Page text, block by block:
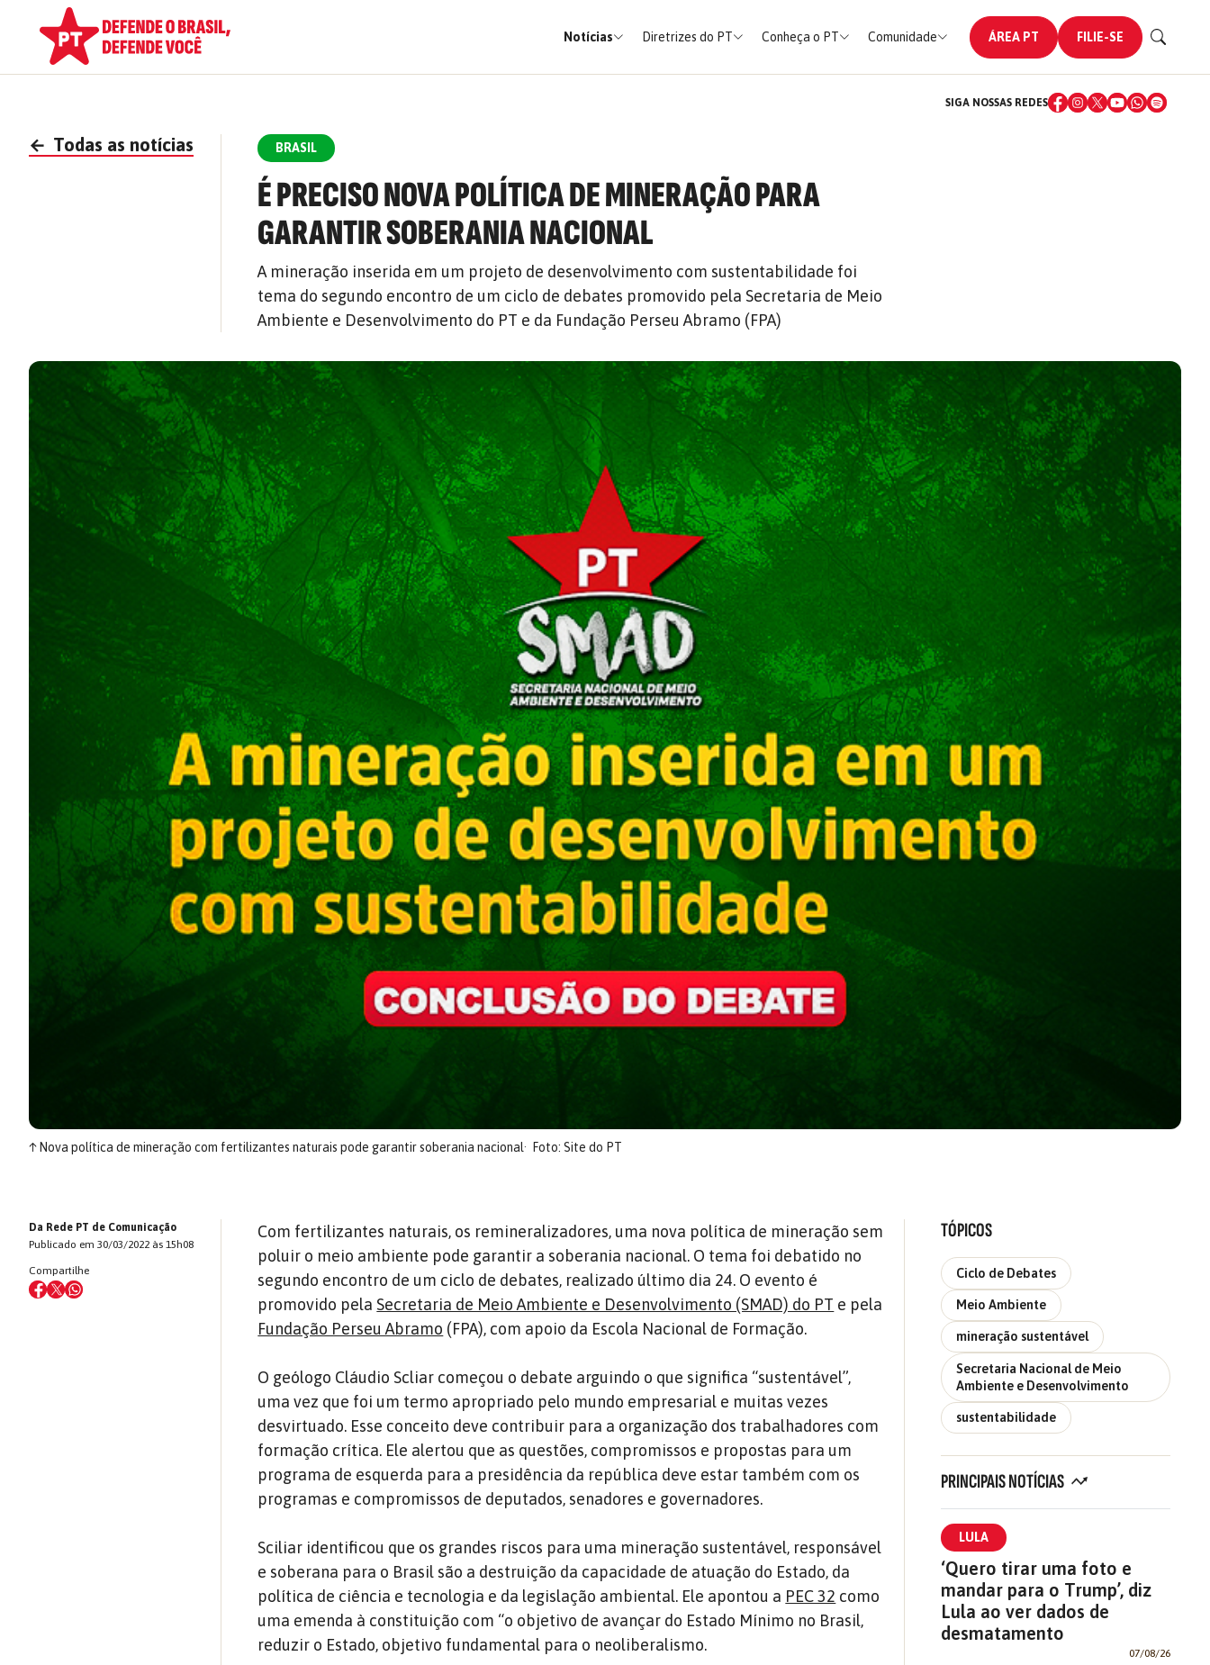
Notícias Diretrizes do PT Conheça o PT Comunidade ÁREA PT FILIE-SE
SIGA NOSSAS REDES
← Todas as notícias BRASIL
É PRECISO NOVA POLÍTICA DE MINERAÇÃO PARA
GARANTIR SOBERANIA NACIONAL
A mineração inserida em um projeto de desenvolvimento com sustentabilidade foi
tema do segundo encontro de um ciclo de debates promovido pela Secretaria de Meio
Ambiente e Desenvolvimento do PT e da Fundação Perseu Abramo (FPA)
↑Nova política de mineração com fertilizantes naturais pode garantir soberania nacional Foto: Site do PT
Da Rede PT de Comunicação
Publicado em 30/03/2022 às 15h08
Compartilhe
Com fertilizantes naturais, os remineralizadores, uma nova política de mineração sem
poluir o meio ambiente pode garantir a soberania nacional. O tema foi debatido no
segundo encontro de um ciclo de debates, realizado último dia 24. O evento é
promovido pela Secretaria de Meio Ambiente e Desenvolvimento (SMAD) do PT e pela
Fundação Perseu Abramo (FPA), com apoio da Escola Nacional de Formação.
O geólogo Cláudio Scliar começou o debate arguindo o que significa “sustentável”,
uma vez que foi um termo apropriado pelo mundo empresarial e muitas vezes
desvirtuado. Esse conceito deve contribuir para a organização dos trabalhadores com
formação crítica. Ele alertou que as questões, compromissos e propostas para um
programa de esquerda para a presidência da república deve estar também com os
programas e compromissos de deputados, senadores e governadores.
Sciliar identificou que os grandes riscos para uma mineração sustentável, responsável
e soberana para o Brasil são a destruição da capacidade de atuação do Estado, da
política de ciência e tecnologia e da legislação ambiental. Ele apontou a PEC 32 como
uma emenda à constituição com “o objetivo de avançar do Estado Mínimo no Brasil,
reduzir o Estado, objetivo fundamental para o neoliberalismo.
TÓPICOS
Ciclo de Debates
Meio Ambiente
mineração sustentável
Secretaria Nacional de Meio
Ambiente e Desenvolvimento
sustentabilidade
PRINCIPAIS NOTÍCIAS
LULA
‘Quero tirar uma foto e
mandar para o Trump’, diz
Lula ao ver dados de
desmatamento
07/08/26